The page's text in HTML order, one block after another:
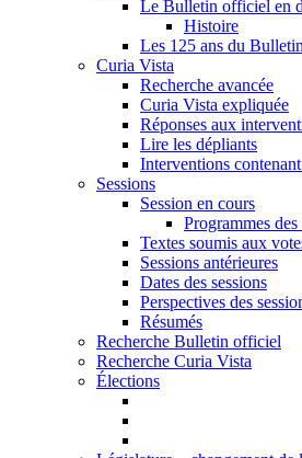
Le Bulletin officiel en
Histoire
Les 125 ans du
Curia Vista
Recherche avancée
Curia Vista expliquée
Réponses aux
Lire les dépliants
Interventions
Sessions
Session en cours
Programmes
Textes soumis aux
Sessions antérieures
Dates des sessions
Perspectives des
Résumés
Recherche Bulletin officiel
Recherche Curia Vista
Élections